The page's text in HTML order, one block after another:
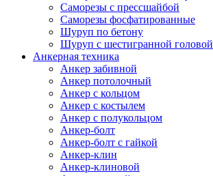
Саморезы с прессшайбой
Саморезы фосфатированные
Шуруп по бетону
Шуруп с шестигранной головой
Анкерная техника
Анкер забивной
Анкер потолочный
Анкер с кольцом
Анкер с костылем
Анкер с полукольцом
Анкер-болт
Анкер-болт с гайкой
Анкер-клин
Анкер-клиновой